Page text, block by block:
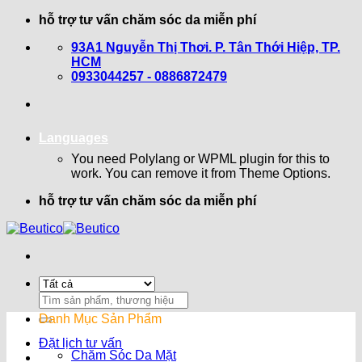
hỗ trợ tư vấn chăm sóc da miễn phí
93A1 Nguyễn Thị Thơi. P. Tân Thới Hiệp, TP.
HCM
0933044257 - 0886872479
Languages
You need Polylang or WPML plugin for this to
work. You can remove it from Theme Options.
hỗ trợ tư vấn chăm sóc da miễn phí
Search
for:
Đặt lịch tư vấn
Danh Mục Sản Phẩm
Chăm Sóc Da Mặt